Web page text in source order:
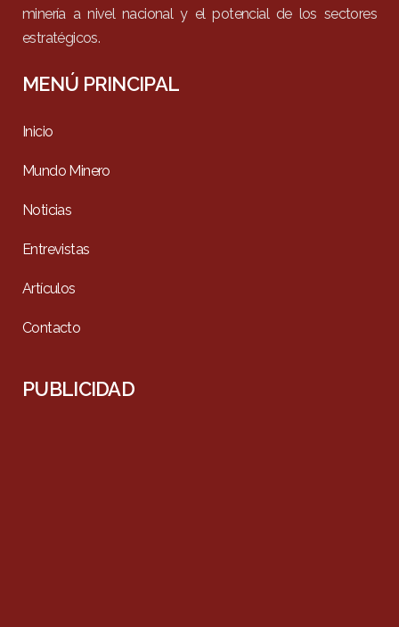
minería a nivel nacional y el potencial de los sectores
estratégicos.
MENÚ PRINCIPAL
Inicio
Mundo Minero
Noticias
Entrevistas
Artículos
Contacto
PUBLICIDAD